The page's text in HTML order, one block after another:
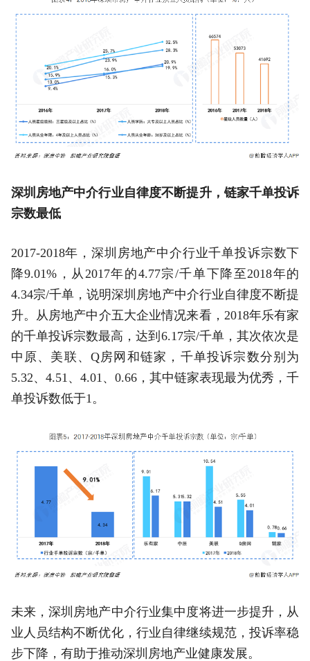
深圳房地产中介行业自律度不断提升，链家千单投诉
宗数最低
2017-2018年，深圳房地产中介行业千单投诉宗数下
降9.01%，从2017年的4.77宗/千单下降至2018年的
4.34宗/千单，说明深圳房地产中介行业自律度不断提
升。从房地产中介五大企业情况来看，2018年乐有家
的千单投诉宗数最高，达到6.17宗/千单，其次依次是
中原、美联、Q房网和链家，千单投诉宗数分别为
5.32、4.51、4.01、0.66，其中链家表现最为优秀，千
单投诉数低于1。
未来，深圳房地产中介行业集中度将进一步提升，从
业人员结构不断优化，行业自律继续规范，投诉率稳
步下降，有助于推动深圳房地产业健康发展。